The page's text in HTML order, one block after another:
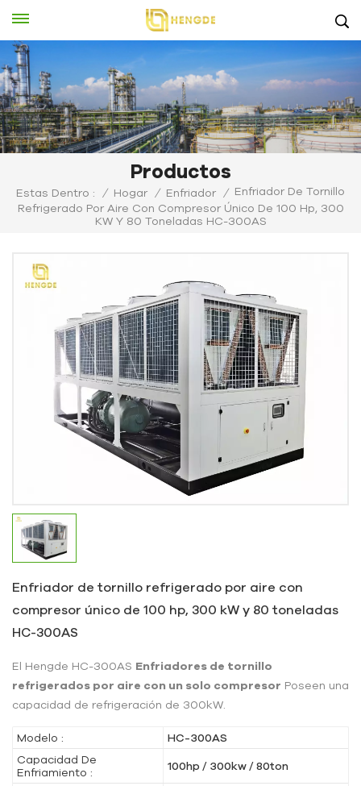
Productos
Estas Dentro : / Hogar / Enfriador /
Enfriador De Tornillo
Refrigerado Por Aire Con Compresor Único De 100 Hp, 300
KW Y 80 Toneladas HC-300AS
Enfriador de tornillo refrigerado por aire con
compresor único de 100 hp, 300 kW y 80 toneladas
HC-300AS
El Hengde HC-300AS Enfriadores de tornillo
refrigerados por aire con un solo compresor Poseen una
capacidad de refrigeración de 300kW.
Modelo :
HC-300AS
Capacidad De
Enfriamiento :
100hp / 300kw / 80ton